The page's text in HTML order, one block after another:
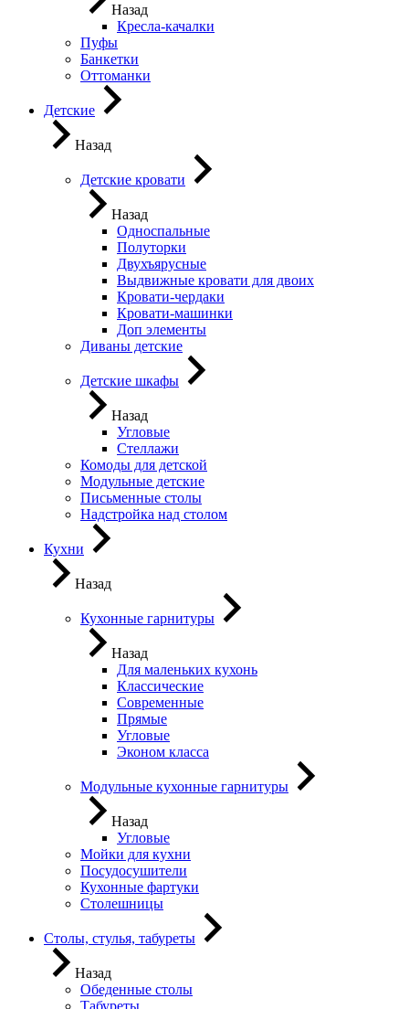
Назад
Кресла-качалки
Пуфы
Банкетки
Оттоманки
Детские
Назад
Детские кровати
Назад
Односпальные
Полуторки
Двухъярусные
Выдвижные кровати для двоих
Кровати-чердаки
Кровати-машинки
Доп элементы
Диваны детские
Детские шкафы
Назад
Угловые
Стеллажи
Комоды для детской
Модульные детские
Письменные столы
Надстройка над столом
Кухни
Назад
Кухонные гарнитуры
Назад
Для маленьких кухонь
Классические
Современные
Прямые
Угловые
Эконом класса
Модульные кухонные гарнитуры
Назад
Угловые
Мойки для кухни
Посудосушители
Кухонные фартуки
Столешницы
Столы, стулья, табуреты
Назад
Обеденные столы
Табуреты